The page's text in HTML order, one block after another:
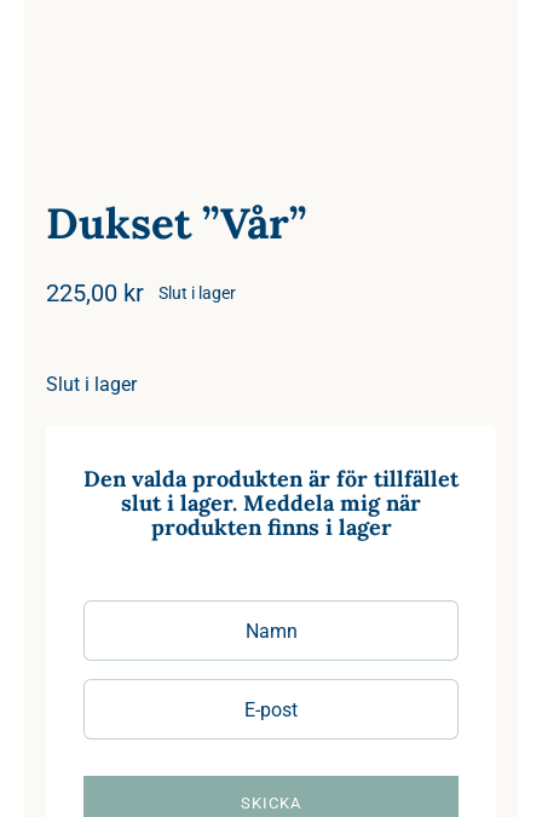
Dukset ”Vår”
225,00 kr Slut i lager
Slut i lager
Den valda produkten är för tillfället
slut i lager. Meddela mig när
produkten finns i lager